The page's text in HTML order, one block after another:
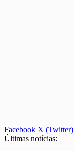
Facebook X (Twitter)
Últimas notícias: